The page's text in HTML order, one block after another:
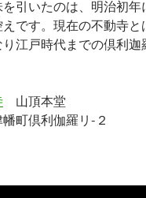
引いたのは、明治初年
です。現在の不動寺
江戸時代までの倶利迦
山頂本堂
町倶利伽羅リ-２